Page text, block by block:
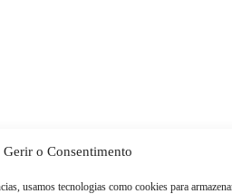
Gerir o Consentimento
usamos tecnologias como cookies para